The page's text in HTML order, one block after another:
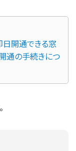
日開通できる窓
通の手続きにつ